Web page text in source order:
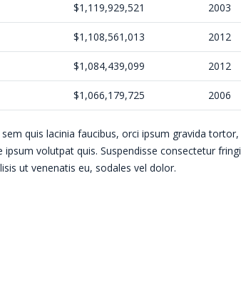
$1,119,929,521 2003
$1,108,561,013 2012
$1,084,439,099 2012
$1,066,179,725 2006
quis lacinia faucibus, orci ipsum gravida tortor,
volutpat quis. Suspendisse consectetur
ut venenatis eu, sodales vel dolor.